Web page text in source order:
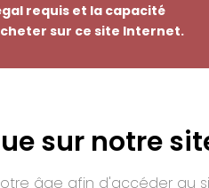
requis et la capacité
sur ce site Internet.
sur notre
âge afin d'accéder au
Espale